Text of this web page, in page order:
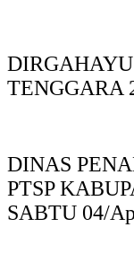
TENGGARA
DINAS
PTSP
SABTU 04/